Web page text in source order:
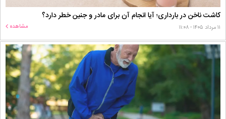
کاشت ناخن در بارداری؛ آیا انجام آن برای مادر و جنین خطر دارد؟
۱۱ مرداد ۱۴۰۵ - ۱۱:۰۸ مشاهده